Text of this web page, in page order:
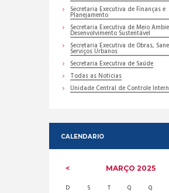
Secretaria Executiva de Finanças e
Planejamento
Secretaria Executiva de Meio
Desenvolvimento Sustentável
Secretaria Executiva de Obras,
Serviços Urbanos
Secretaria Executiva de Saúde
Todas as Noticias
Unidade Central de Controle
CALENDARIO
MARÇO2025
D S T Q Q